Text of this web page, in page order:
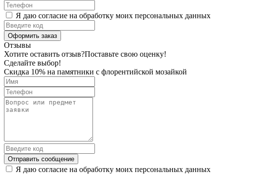
Я даю согласие на обработку моих персональных данных
Оформить заказ
Отзывы
Хотите оставить отзыв?Поставьте свою оценку!
Сделайте выбор!
Скидка 10% на памятники с флорентийской мозайкой
Отправить сообщение
Я даю согласие на обработку моих персональных данных